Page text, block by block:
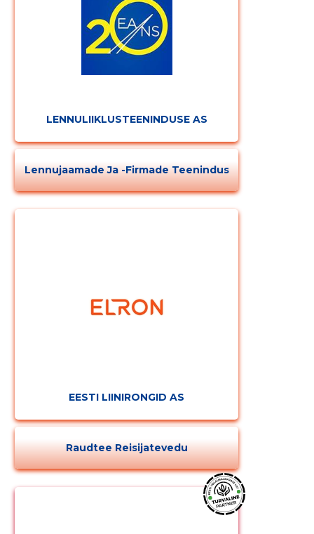
LENNULIIKLUSTEENINDUSE AS
Lennujaamade Ja -firmade Teenindus
EESTI LIINIRONGID AS
Raudtee Reisijatevedu
kirjeldust